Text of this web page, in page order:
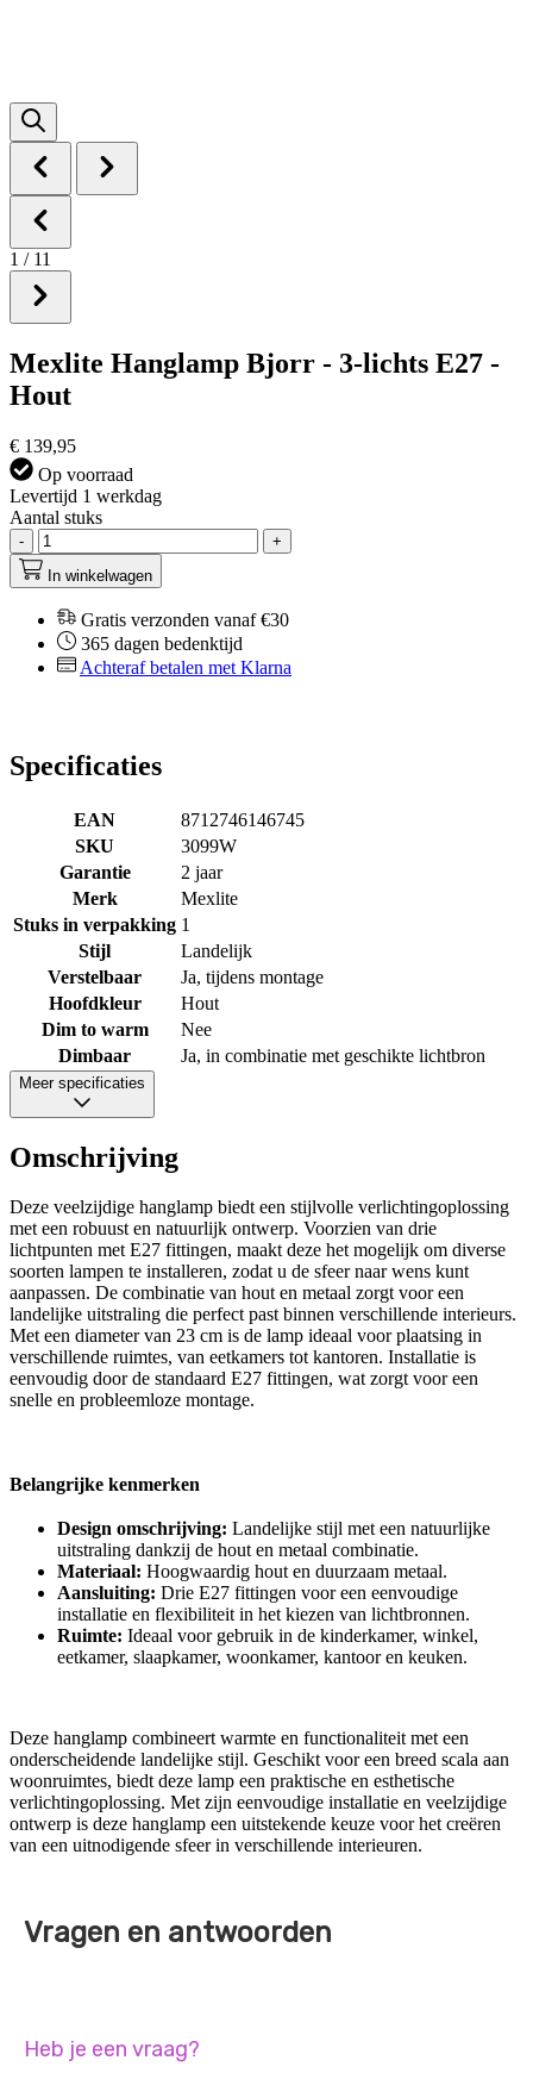
1 / 11
Mexlite Hanglamp Bjorr - 3-lichts E27 -
Hout
€ 139,95
Op voorraad
Levertijd 1 werkdag
Aantal stuks
-
+
In winkelwagen
Gratis verzonden vanaf €30
365 dagen bedenktijd
Achteraf betalen met Klarna
Specificaties
EAN
8712746146745
SKU
3099W
Garantie
2 jaar
Merk
Mexlite
Stuks in verpakking 1
Stijl
Landelijk
Verstelbaar
Ja, tijdens montage
Hoofdkleur
Hout
Dim to warm
Nee
Dimbaar
Ja, in combinatie met geschikte lichtbron
Meer specificaties
Omschrijving
Deze veelzijdige hanglamp biedt een stijlvolle verlichtingoplossing
met een robuust en natuurlijk ontwerp. Voorzien van drie
lichtpunten met E27 fittingen, maakt deze het mogelijk om diverse
soorten lampen te installeren, zodat u de sfeer naar wens kunt
aanpassen. De combinatie van hout en metaal zorgt voor een
landelijke uitstraling die perfect past binnen verschillende interieurs.
Met een diameter van 23 cm is de lamp ideaal voor plaatsing in
verschillende ruimtes, van eetkamers tot kantoren. Installatie is
eenvoudig door de standaard E27 fittingen, wat zorgt voor een
snelle en probleemloze montage.
Belangrijke kenmerken
Design omschrijving: Landelijke stijl met een natuurlijke
uitstraling dankzij de hout en metaal combinatie.
Materiaal: Hoogwaardig hout en duurzaam metaal.
Aansluiting: Drie E27 fittingen voor een eenvoudige
installatie en flexibiliteit in het kiezen van lichtbronnen.
Ruimte: Ideaal voor gebruik in de kinderkamer, winkel,
eetkamer, slaapkamer, woonkamer, kantoor en keuken.
Deze hanglamp combineert warmte en functionaliteit met een
onderscheidende landelijke stijl. Geschikt voor een breed scala aan
woonruimtes, biedt deze lamp een praktische en esthetische
verlichtingoplossing. Met zijn eenvoudige installatie en veelzijdige
ontwerp is deze hanglamp een uitstekende keuze voor het creëren
van een uitnodigende sfeer in verschillende interieuren.
Vragen en antwoorden
Heb je een vraag?